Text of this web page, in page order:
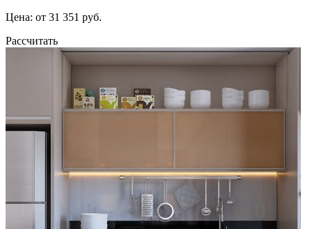
Цена: от 31 351 руб.
Рассчитать